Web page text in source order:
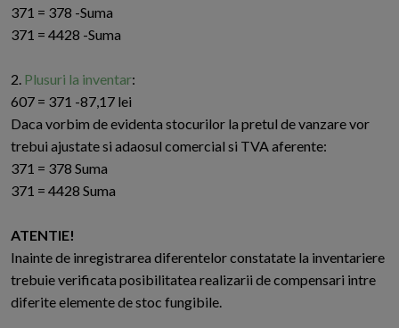
371 = 378 -Suma
371 = 4428 -Suma
2. Plusuri la inventar:
607 = 371 -87,17 lei
Daca vorbim de evidenta stocurilor la pretul de vanzare vor
trebui ajustate si adaosul comercial si TVA aferente:
371 = 378 Suma
371 = 4428 Suma
ATENTIE!
Inainte de inregistrarea diferentelor constatate la inventariere
trebuie verificata posibilitatea realizarii de compensari intre
diferite elemente de stoc fungibile.